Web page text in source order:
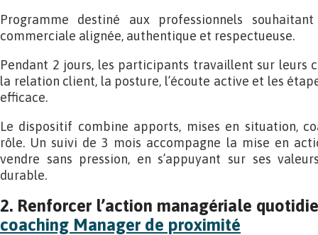
Programme destiné aux professionnels
commerciale alignée, authentique et respectueuse.
Pendant 2 jours, les participants travaillent sur leurs
la relation client, la posture, l’écoute active et les
efficace.
Le dispositif combine apports, mises en situation,
rôle. Un suivi de 3 mois accompagne la mise en
vendre sans pression, en s’appuyant sur ses
durable.
2. Renforcer l’action managériale
coaching Manager de proximité